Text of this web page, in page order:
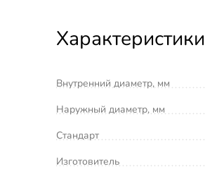
Характеристики
Внутренний диаметр, мм
Наружный диаметр, мм
Стандарт
Изготовитель